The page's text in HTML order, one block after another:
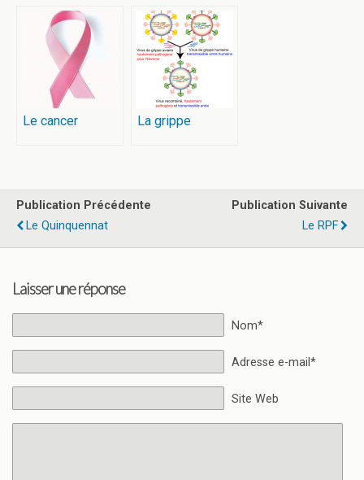
la Croix-Rouge
Le cancer La grippe
Publication Précédente
Le Quinquennat
Publication Suivante
Le RPF
Laisser une réponse
Nom*
Adresse e-mail*
Site Web